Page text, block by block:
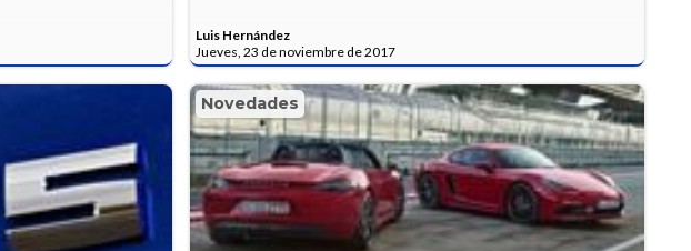
Luis Hernández
Jueves, 23 de noviembre de 2017
Novedades